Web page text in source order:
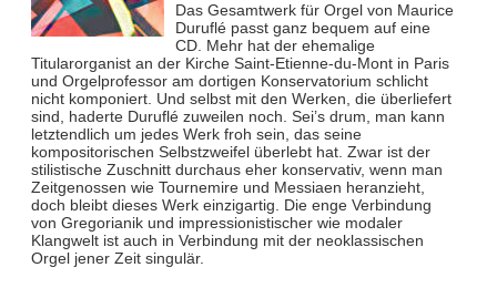
Das Gesamtwerk für Orgel von Maurice
Duruflé passt ganz bequem auf eine
CD. Mehr hat der ehemalige
Titularorganist an der Kirche Saint-Etienne-du-Mont in Paris
und Orgelprofessor am dortigen Konservatorium schlicht
nicht komponiert. Und selbst mit den Werken, die überliefert
sind, haderte Duruflé zuweilen noch. Sei’s drum, man kann
letztendlich um jedes Werk froh sein, das seine
kompositorischen Selbstzweifel überlebt hat. Zwar ist der
stilistische Zuschnitt durchaus eher konservativ, wenn man
Zeitgenossen wie Tournemire und Messiaen heranzieht,
doch bleibt dieses Werk einzigartig. Die enge Verbindung
von Gregorianik und impressionistischer wie modaler
Klangwelt ist auch in Verbindung mit der neoklassischen
Orgel jener Zeit singulär.